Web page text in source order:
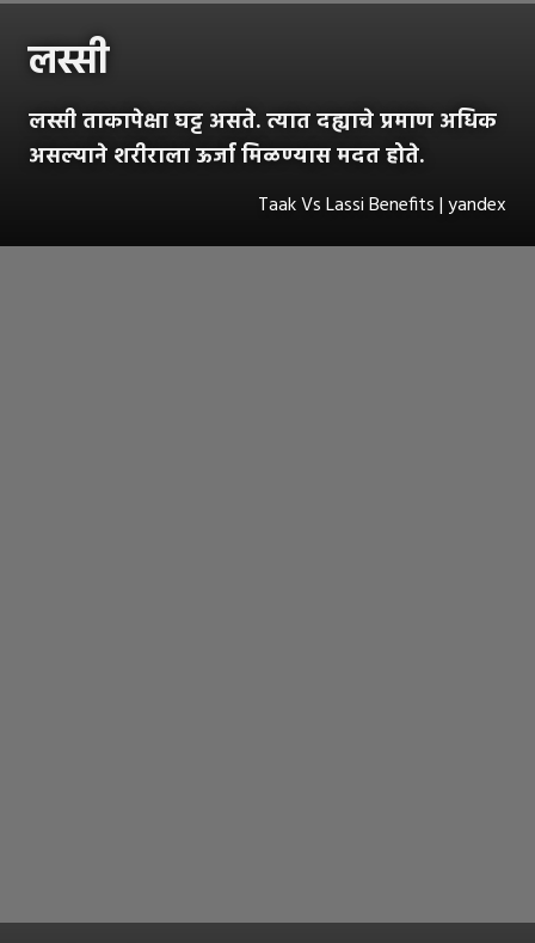
लस्सी
लस्सी ताकापेक्षा घट्ट असते. त्यात दह्याचे प्रमाण अधिक
असल्याने शरीराला ऊर्जा मिळण्यास मदत होते.
Taak Vs Lassi Benefits | yandex